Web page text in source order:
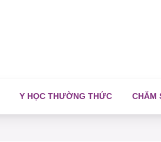
Y HỌC THƯỜNG THỨC CHĂM